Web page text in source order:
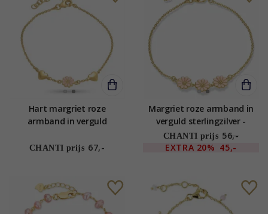
Hart margriet roze
armband in verguld
CHANTI prijs 67,-
Margriet roze armband in
verguld sterlingzilver -
Maggie
CHANTI prijs 56,-
EXTRA 20% 45,-